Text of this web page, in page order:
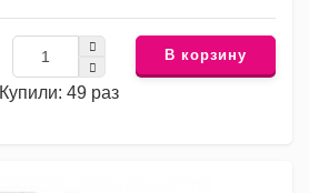
Купили: 49 раз
В корзину